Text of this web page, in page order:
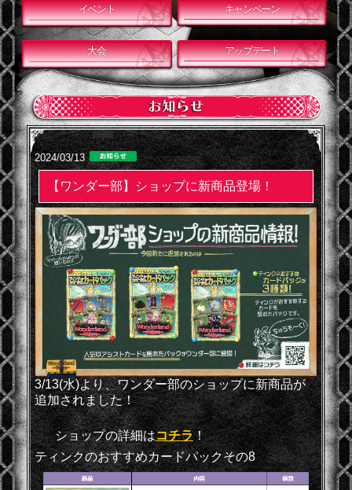
イベント キャンペーン
大会 アップデート
2024/03/13
【ワンダー部】ショップに新商品登場！
3/13(水)より、ワンダー部のショップに新商品が
追加されました！
ショップの詳細はコチラ！
ティンクのおすすめカードパックその8